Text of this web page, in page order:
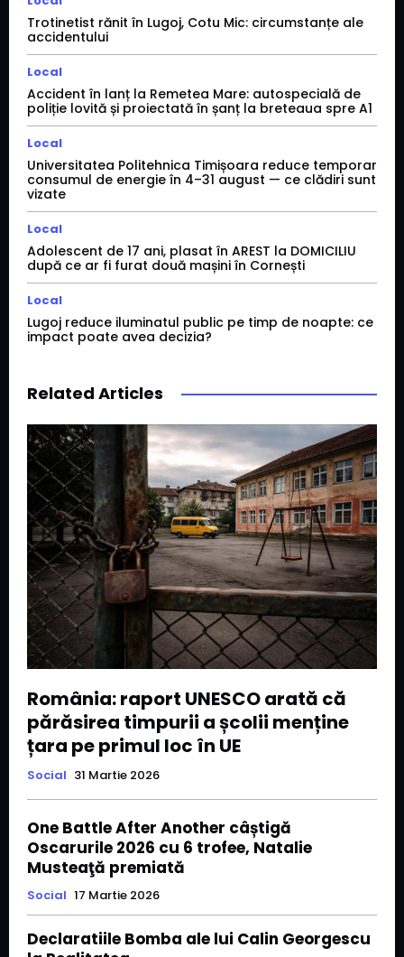
Trotinetist rănit în Lugoj, Cotu Mic: circumstanțe ale
accidentului
Local
Accident în lanț la Remetea Mare: autospecială de
poliție lovită și proiectată în șanț la breteaua spre A1
Local
Universitatea Politehnica Timișoara reduce temporar
consumul de energie în 4–31 august — ce clădiri sunt
vizate
Local
Adolescent de 17 ani, plasat în AREST la DOMICILIU
după ce ar fi furat două mașini în Cornești
Local
Lugoj reduce iluminatul public pe timp de noapte: ce
impact poate avea decizia?
Related Articles
România: raport UNESCO arată că
părăsirea timpurii a școlii menține
țara pe primul loc în UE
Social 31 Martie 2026
One Battle After Another câștigă
Oscarurile 2026 cu 6 trofee, Natalie
Musteaţă premiată
Social 17 Martie 2026
Declaratiile Bomba ale lui Calin Georgescu